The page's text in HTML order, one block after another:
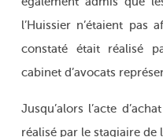
l’Huissier n’étaient pas
constaté était réalisé
cabinet d’avocats
Jusqu’alors l’acte
réalisé par le stagiaire de